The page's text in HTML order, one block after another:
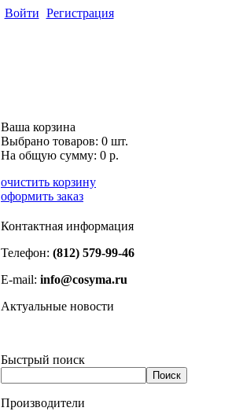
Войти Регистрация
Ваша корзина
Выбрано товаров: 0 шт.
На общую сумму: 0 р.
очистить корзину
оформить заказ
Контактная информация
Телефон: (812) 579-99-46
E-mail: info@cosyma.ru
Актуальные новости
Быстрый поиск
Производители